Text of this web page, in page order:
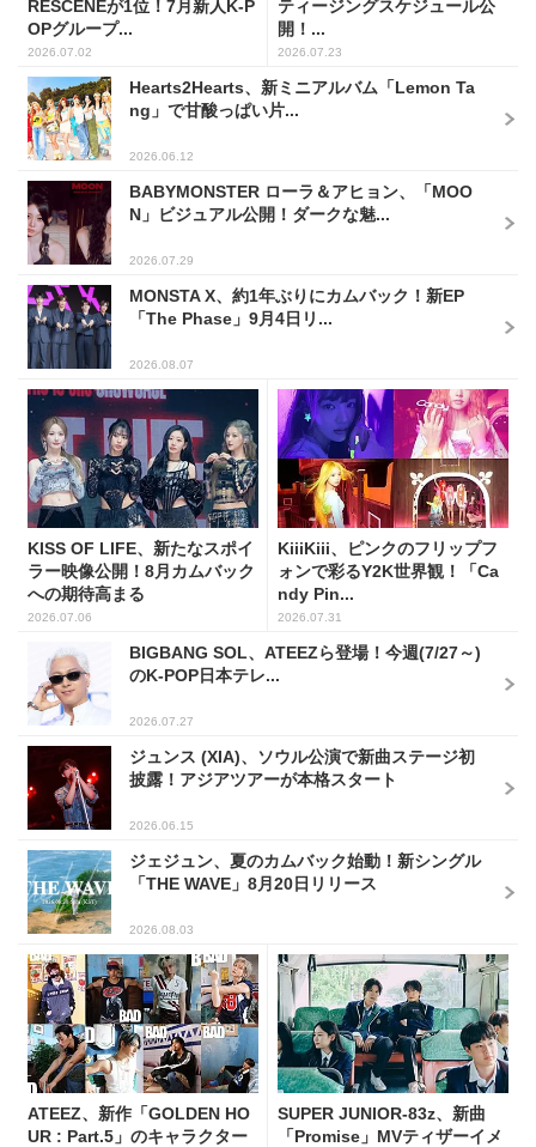
RESCENEが1位！7月新人K-P
OPグループ...
2026.07.02
ティージングスケジュール公
開！...
2026.07.23
Hearts2Hearts、新ミニアルバム「Lemon Ta
ng」で甘酸っぱい片...
2026.06.12
BABYMONSTER ローラ＆アヒョン、「MOO
N」ビジュアル公開！ダークな魅...
2026.07.29
MONSTA X、約1年ぶりにカムバック！新EP
「The Phase」9月4日リ...
2026.08.07
KISS OF LIFE、新たなスポイ
ラー映像公開！8月カムバック
への期待高まる
2026.07.06
KiiiKiii、ピンクのフリップフ
ォンで彩るY2K世界観！「Ca
ndy Pin...
2026.07.31
BIGBANG SOL、ATEEZら登場！今週(7/27～)
のK-POP日本テレ...
2026.07.27
ジュンス (XIA)、ソウル公演で新曲ステージ初
披露！アジアツアーが本格スタート
2026.06.15
ジェジュン、夏のカムバック始動！新シングル
「THE WAVE」8月20日リリース
2026.08.03
ATEEZ、新作「GOLDEN HO
UR : Part.5」のキャラクター
SUPER JUNIOR-83z、新曲
「Promise」MVティザーイメ